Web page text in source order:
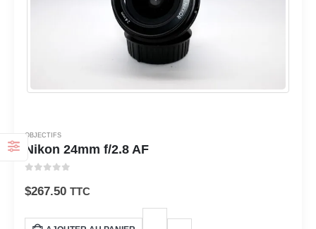
OBJECTIFS
Nikon 24mm f/2.8 AF
$267.50 TTC